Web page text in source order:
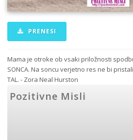
PRENESI
Mama je otroke ob vsaki priložnosti
SONCA. Na soncu verjetno res ne bi
TAL. - Zora Neal Hurston
Pozitivne Misli